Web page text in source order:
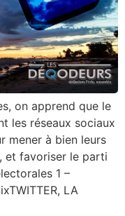
on apprend que le
les réseaux sociaux
mener à bien leurs
et favoriser le parti
1 –
LA